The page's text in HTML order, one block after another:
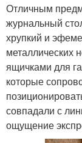
Отличным
журнальный
хрупкий и
металлических
ящичками для
которые
совпадали с
ощущение